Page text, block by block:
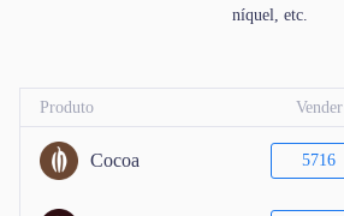
níquel, etc.
Produto Vender
Cocoa 5716